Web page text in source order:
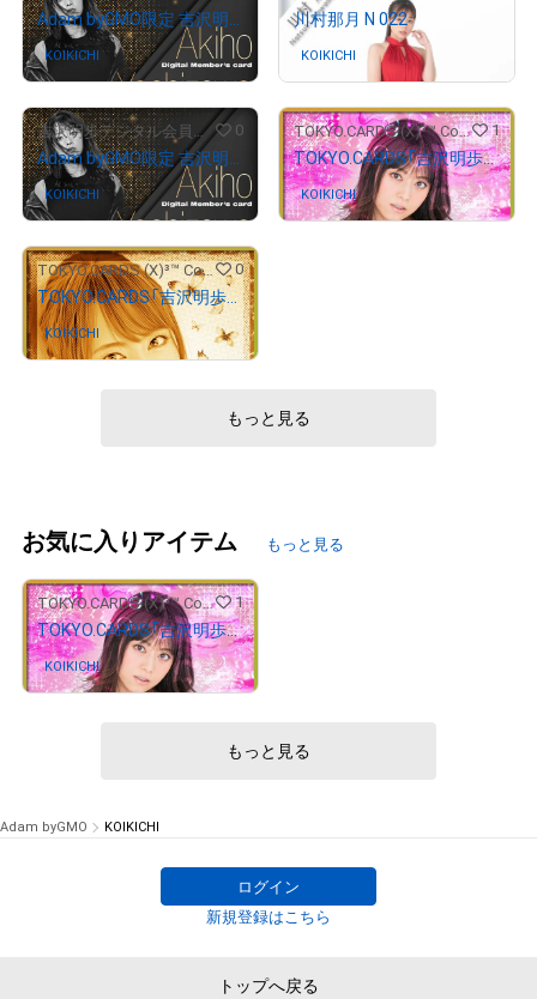
Adam byGMO限定 吉沢明歩デジタル会員証/Adam byGMO限定 吉泽明步粉丝电子会员证#03674
KOIKICHI さんが保有中
川村那月 N 022
KOIKICHI さんが保有中
吉沢明歩デジタル会員ファンクラブ/吉泽明步电子会员粉丝俱乐部 0
Adam byGMO限定 吉沢明歩デジタル会員証/Adam byGMO限定 吉泽明步粉丝电子会员证#01519
KOIKICHI さんが保有中
TOKYO.CARDS (X)³™ Collectables Store 1
TOKYO.CARDS「吉沢明歩」ハートの8 - え / TOKYO.CARDS「Akiho Yoshizawa」Eight of Hearts - e
KOIKICHIさんが保有中
TOKYO.CARDS (X)³™ Collectables Store 0
TOKYO.CARDS「吉沢明歩」ダイヤの9 - え / TOKYO.CARDS「Akiho Yoshizawa」Nine of Diamonds - e
KOIKICHI さんが保有中
もっと見る
お気に入りアイテム もっと見る
TOKYO.CARDS (X)³™ Collectables Store 1
TOKYO.CARDS「吉沢明歩」ハートの8 - え / TOKYO.CARDS「Akiho Yoshizawa」Eight of Hearts - e
KOIKICHIさんが保有中
もっと見る
Adam byGMO KOIKICHI
ログイン
新規登録はこちら
トップへ戻る